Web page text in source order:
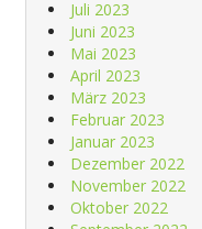
Juli 2023
Juni 2023
Mai 2023
April 2023
März 2023
Februar 2023
Januar 2023
Dezember 2022
November 2022
Oktober 2022